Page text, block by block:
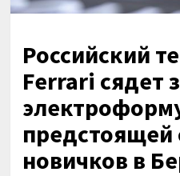
Российский
Ferrari сядет
предстоящей
новичков в